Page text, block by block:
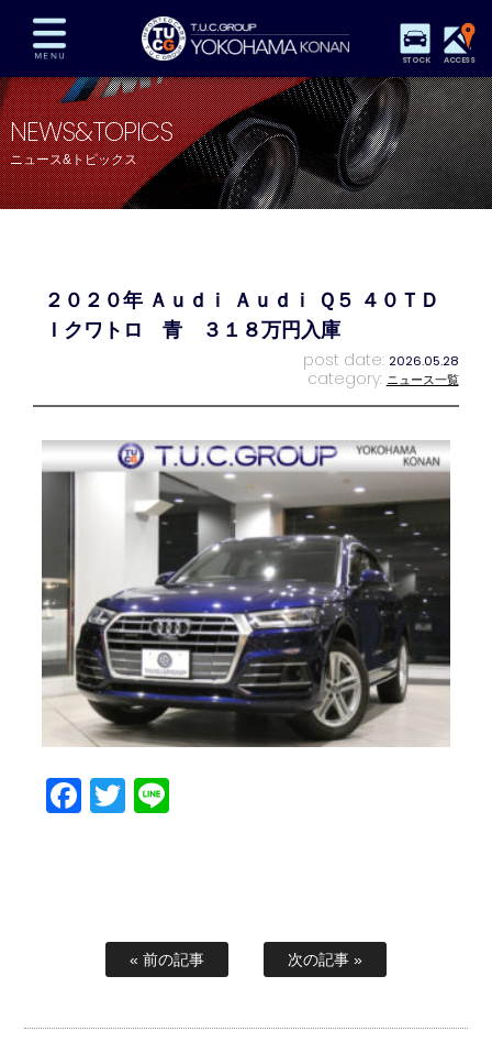
STOCK ACCESS
在庫車両情報 保証&サービス パーツリスト
TUCとは？ 店舗情報 アクセスマップ
全国納車 特別作業 注文販売
プライバシーポリシー スタッフblog
NEWS&TOPICS
ニュース&トピックス
２０２０年 Ａｕｄｉ Ａｕｄｉ Ｑ５ ４０ＴＤ
Ｉクワトロ 青 ３１８万円入庫
post date: 2026.05.28
category: ニュース一覧
Facebook
Twitter
« 前の記事 次の記事 »